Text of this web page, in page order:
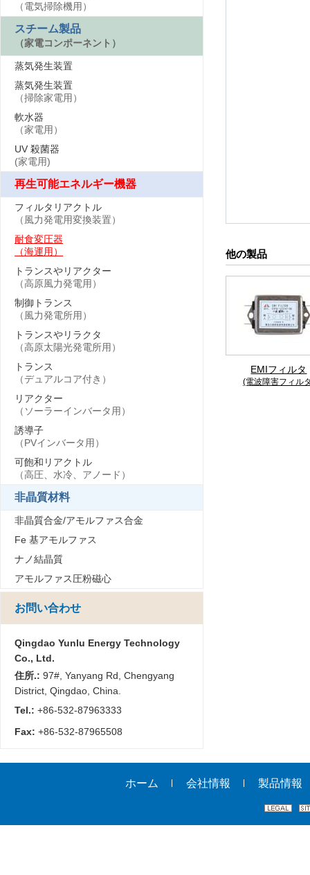
（電気掃除機用）
スチーム製品
（家電コンポーネント）
蒸気発生装置
蒸気発生装置
（掃除家電用）
軟水器
（家電用）
UV 殺菌器
(家電用)
再生可能エネルギー機器
フィルタリアクトル
（風力発電用変換装置）
耐食変圧器
（海運用）
トランスやリアクター
（高原風力発電用）
制御トランス
（風力発電所用）
トランスやリラクタ
（高原太陽光発電所用）
トランス
（デュアルコア付き）
リアクター
（ソーラーインバータ用）
誘導子
（PVインバータ用）
可飽和リアクトル
（高圧、水冷、アノード）
非晶質材料
非晶質合金/アモルファス合金
Fe 基アモルファス
ナノ結晶質
アモルファス圧粉磁心
お問い合わせ
Qingdao Yunlu Energy Technology
Co., Ltd.
住所.: 97#, Yanyang Rd, Chengyang
District, Qingdao, China.
Tel.: +86-532-87963333
Fax: +86-532-87965508
他の製品
EMIフィルタ
(電波障害フィル
ホーム 会社情報 製品情報